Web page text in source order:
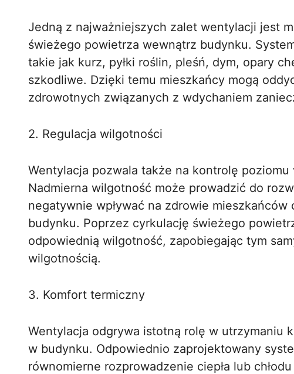
Jedną z najważniejszych zalet wentylacji jest
świeżego powietrza wewnątrz budynku.
takie jak kurz, pyłki roślin, pleśń, dym, opary
szkodliwe. Dzięki temu mieszkańcy mogą
zdrowotnych związanych z wdychaniem
2. Regulacja wilgotności
Wentylacja pozwala także na kontrolę
Nadmierna wilgotność może prowadzić do
negatywnie wpływać na zdrowie
budynku. Poprzez cyrkulację świeżego
odpowiednią wilgotność, zapobiegając tym
wilgotnością.
3. Komfort termiczny
Wentylacja odgrywa istotną rolę w utrzymaniu
w budynku. Odpowiednio zaprojektowany
równomierne rozprowadzenie ciepła lub